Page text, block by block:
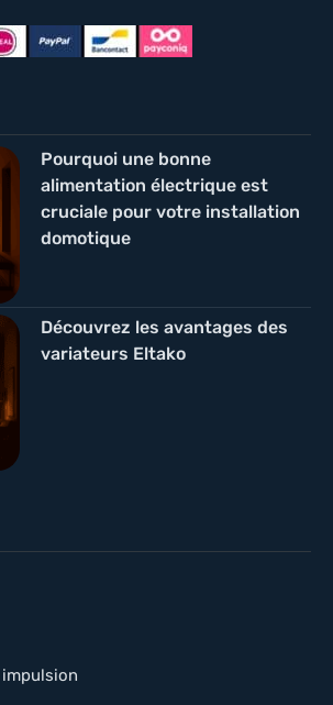
Pourquoi une bonne
alimentation électrique est
cruciale pour votre installation
domotique
Découvrez les avantages des
variateurs Eltako